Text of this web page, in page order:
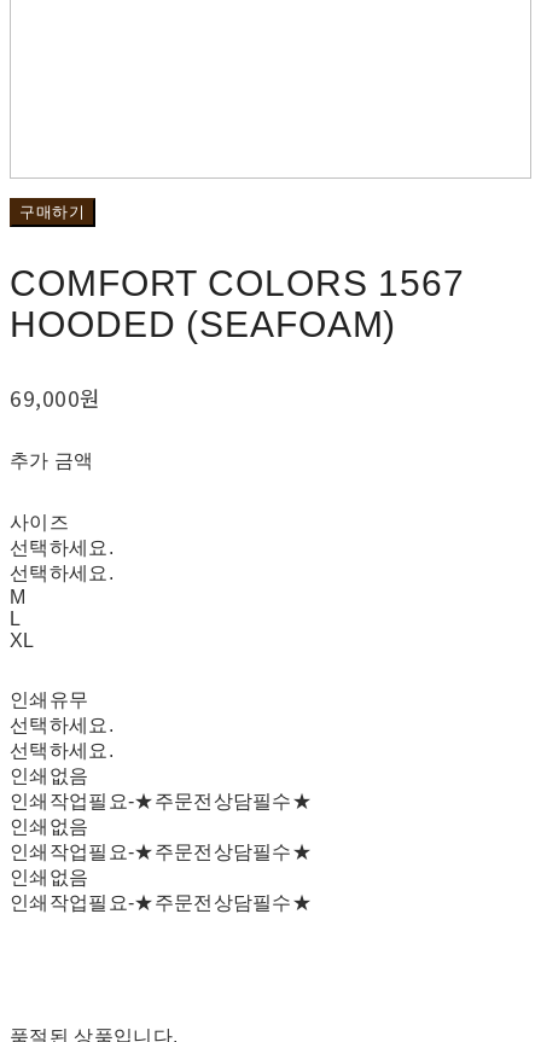
구매하기
COMFORT COLORS 1567
HOODED (SEAFOAM)
69,000원
추가 금액
사이즈
선택하세요.
선택하세요.
M
L
XL
인쇄유무
선택하세요.
선택하세요.
인쇄없음
인쇄작업필요-★주문전상담필수★
인쇄없음
인쇄작업필요-★주문전상담필수★
인쇄없음
인쇄작업필요-★주문전상담필수★
품절된 상품입니다.